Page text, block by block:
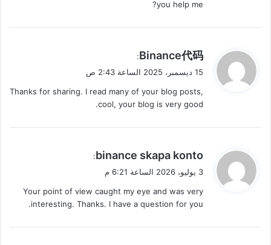
you help me?
ي
ق
ل
Binance代码
:
15 ديسمبر، 2025 الساعة 2:43 ص
Thanks for sharing. I read many of your blog posts,
cool, your blog is very good.
ي
ق
ل
binance skapa konto
:
3 يوليو، 2026 الساعة 6:21 م
Your point of view caught my eye and was very
interesting. Thanks. I have a question for you.